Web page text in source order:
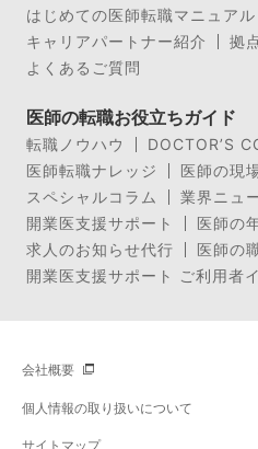
はじめての医師転職マニュアル
キャリアパートナー紹介
拠
よくあるご質問
医師の転職お役立ちガイド
転職ノウハウ
DOCTOR’S
医師転職ナレッジ
医師の現
スペシャルコラム
業界ニュ
開業医支援サポート
医師の
求人のお知らせ代行
医師の
開業医支援サポート ご利用者
会社概要
個人情報の取り扱いについて
サイトマップ